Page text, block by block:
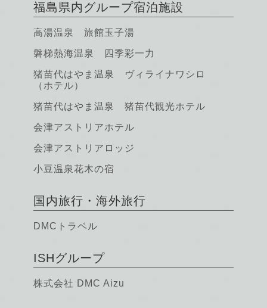
福島県内グループ宿泊施設
高湯温泉 旅館玉子湯
磐梯熱海温泉 四季彩一力
猪苗代はやま温泉 ヴィライナワシロ
（ホテル）
猪苗代はやま温泉 猪苗代観光ホテル
会津アストリアホテル
会津アストリアロッジ
小豆温泉花木の宿
国内旅行・海外旅行
DMCトラベル
ISHグループ
株式会社 DMC Aizu